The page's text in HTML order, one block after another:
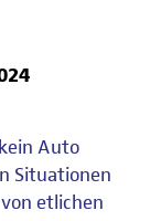
Auto
Situationen
etlichen